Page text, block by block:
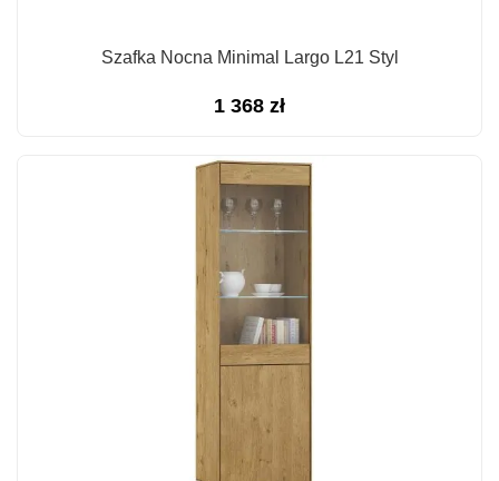
Szafka Nocna Minimal Largo L21 Styl
1 368 zł